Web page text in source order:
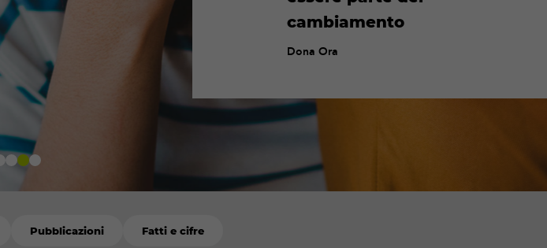
cambiamento
Dona Ora
Pubblicazioni Fatti e cifre